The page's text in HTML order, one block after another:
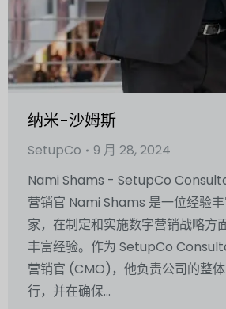
纳米-沙姆斯
SetupCo
9 月 28, 2024
Nami Shams - SetupCo
营销官 Nami Shams 是一位经验
家，在制定和实施数字营销战略方
丰富经验。作为 SetupCo
营销官 (CMO)，他负责公司的整
行，并在确保...